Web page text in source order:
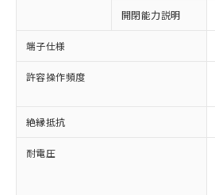
開閉能力説明
端子仕様
許容操作頻度
絶縁抵抗
耐電圧
商品の当社在庫状況お
(税抜)を提供させてい
当社制御機器事業取
本サービスの対象外
ことをご了承ください
在庫状況および標準
記載している更新日
タに基づき作成される
覧された時点での実
準価格とは異なる場
非該当品：ライセンス料な
害物質有無と関係のない商
仕入先様の事情により、非
いたものが、含有品と判明
むを得ず変更することがあ
六価クロム(Cr(Ⅵ)) 1000ppm以下、
類(PBB) 1000ppm以下、ポリ臭化ジ
「○」：最大均質材料含有
基準値以下であることを示
「×」：最大均質材料含有
基準値を超えていることを
「－」：未確認です。当社
*中国RoHS10物質の基準値 (GB/
Pb(鉛) :1000ppm、 Hg(水銀) :
Cr(Ⅵ)(六価クロム) : 1000ppm、
当社は、これら貴社
為替および外国貿易法
（以下｢規制貨物等」
または国外への提供
国政府の輸出許可(ま
可)を取得するなどの